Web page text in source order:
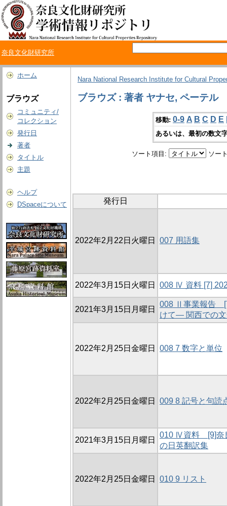
奈良文化財研究所
ホーム
ブラウズ
コミュニティ/
コレクション
発行日
著者
タイトル
主題
ヘルプ
DSpaceについて
Nara National Research Institute for Cultural
ブラウズ : 著者 ヤナセ, ペーテル
移動: 0-9 A B C D E
あるいは、最初の数文
ソート項目: ソー
発行日
2022年2月22日火曜日 007 用語集
2022年3月15日火曜日 008 Ⅳ 資料 [7]
2021年3月15日月曜日
008 Ⅱ事業報告
けて― 関西での
2022年2月25日金曜日 008 7 数字と単位
2022年2月25日金曜日 009 8 記号と句読
2021年3月15日月曜日
010 Ⅳ資料 [9]奈
の日英翻訳集
2022年2月25日金曜日 010 9 リスト